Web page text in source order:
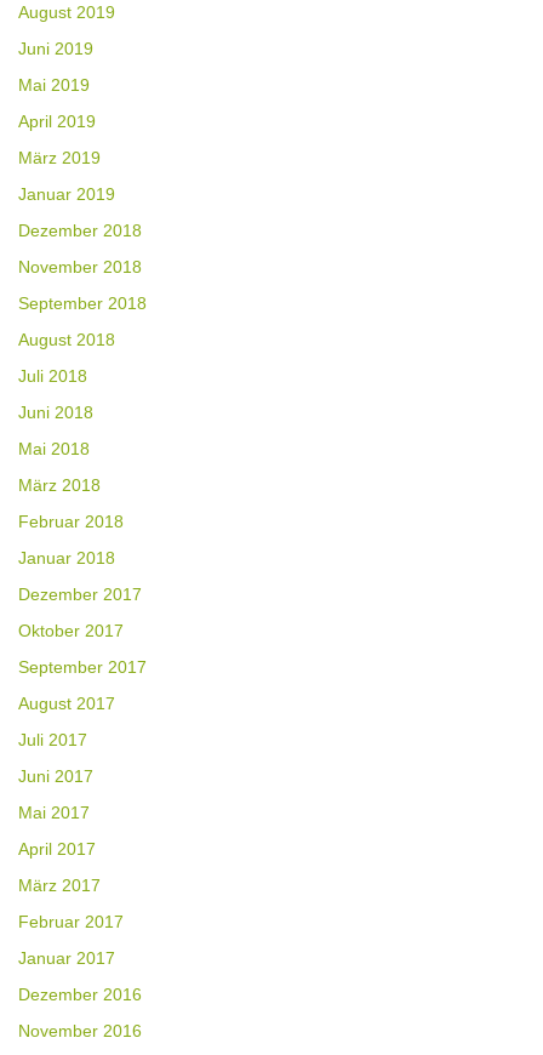
August 2019
Juni 2019
Mai 2019
April 2019
März 2019
Januar 2019
Dezember 2018
November 2018
September 2018
August 2018
Juli 2018
Juni 2018
Mai 2018
März 2018
Februar 2018
Januar 2018
Dezember 2017
Oktober 2017
September 2017
August 2017
Juli 2017
Juni 2017
Mai 2017
April 2017
März 2017
Februar 2017
Januar 2017
Dezember 2016
November 2016